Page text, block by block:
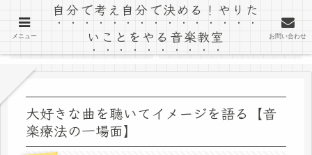
「音楽室ゆう」のブログ
教室ホームページ
大好きな曲を聴いてイメージを語る【音
楽療法の一場面】
メニュー
自分で考え自分で決める！やりた
いことをやる音楽教室
お問い合わせ